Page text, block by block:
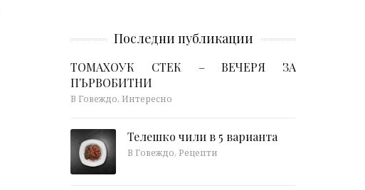
Последни публикации
ТОМАХОУК СТЕК – ВЕЧЕРЯ ЗА
ПЪРВОБИТНИ
В Говеждо, Интересно
Телешко чили в 5 варианта
В Говеждо, Рецепти